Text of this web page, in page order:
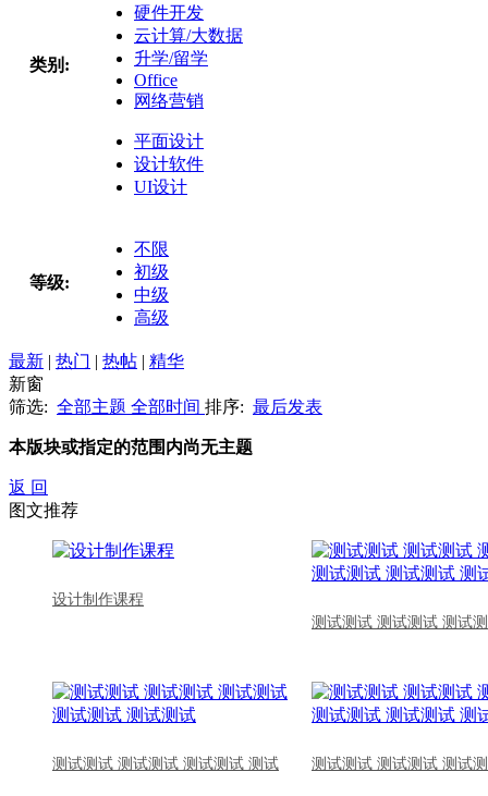
类别:
硬件开发
云计算/大数据
升学/留学
Office
网络营销
平面设计
设计软件
UI设计
等级:
不限
初级
中级
高级
最新 | 热门 | 热帖 | 精华
新窗
筛选: 全部主题 全部时间 排序: 最后发表
本版块或指定的范围内尚无主题
返 回
图文推荐
设计制作课程
测试测试 测试测试 测试
测试测试 测试测试 测试测试 测试 测试测试 测试测试 测试